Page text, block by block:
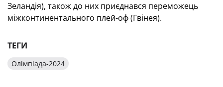
Зеландія), також до них приєднався переможець
міжконтинентального плей-оф (Гвінея).
ТЕГИ
Олімпіада-2024